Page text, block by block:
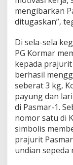
mengibarkan
ditugaskan”,
Di sela-sela
PG Kormar
kepada
berhasil
seberat 3 kg,
payung dan
di Pasmar-1.
nomor satu di
simbolis
prajurit
undian sepeda